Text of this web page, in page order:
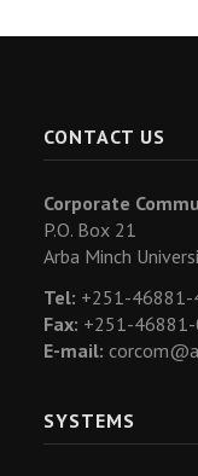
CONTACT US
Corporate
P.O. Box 21
Arba Minch
Tel: +251-46881-
Fax: +251-
E-mail:
SYSTEMS